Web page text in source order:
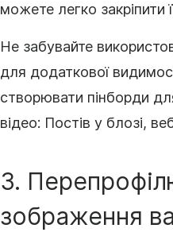
можете легко закріпити
Не забувайте
для додаткової
створювати пінборди
відео: Постів у блозі,
3.
зображення